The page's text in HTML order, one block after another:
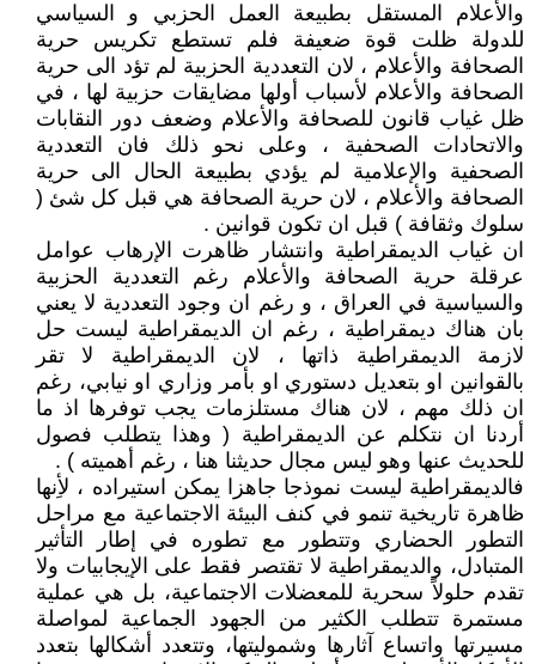
والأعلام المستقل بطبيعة العمل الحزبي و السياسي
للدولة ظلت قوة ضعيفة فلم تستطع تكريس حرية
الصحافة والأعلام ، لان التعددية الحزبية لم تؤد الى حرية
الصحافة والأعلام لأسباب أولها مضايقات حزبية لها ، في
ظل غياب قانون للصحافة والأعلام وضعف دور النقابات
والاتحادات الصحفية ، وعلى نحو ذلك فان التعددية
الصحفية والإعلامية لم يؤدي بطبيعة الحال الى حرية
الصحافة والأعلام ، لان حرية الصحافة هي قبل كل شئ (
سلوك وثقافة ) قبل ان تكون قوانين .
ان غياب الديمقراطية وانتشار ظاهرت الإرهاب عوامل
عرقلة حرية الصحافة والأعلام رغم التعددية الحزبية
والسياسية في العراق ، و رغم ان وجود التعددية لا يعني
بان هناك ديمقراطية ، رغم ان الديمقراطية ليست حل
لازمة الديمقراطية ذاتها ، لان الديمقراطية لا تقر
بالقوانين او بتعديل دستوري او بأمر وزاري او نيابي، رغم
ان ذلك مهم ، لان هناك مستلزمات يجب توفرها اذ ما
أردنا ان نتكلم عن الديمقراطية ( وهذا يتطلب فصول
للحديث عنها وهو ليس مجال حديثنا هنا ، رغم أهميته ) .
فالديمقراطية ليست نموذجا جاهزا يمكن استيراده ، لأِنها
ظاهرة تاريخية تنمو في كنف البيئة الاجتماعية مع مراحل
التطور الحضاري وتتطور مع تطوره في إطار التأثير
المتبادل، والديمقراطية لا تقتصر فقط على الإيجابيات ولا
تقدم حلولاً سحرية للمعضلات الاجتماعية، بل هي عملية
مستمرة تتطلب الكثير من الجهود الجماعية لمواصلة
مسيرتها واتساع آثارها وشموليتها، وتتعدد أشكالها بتعدد